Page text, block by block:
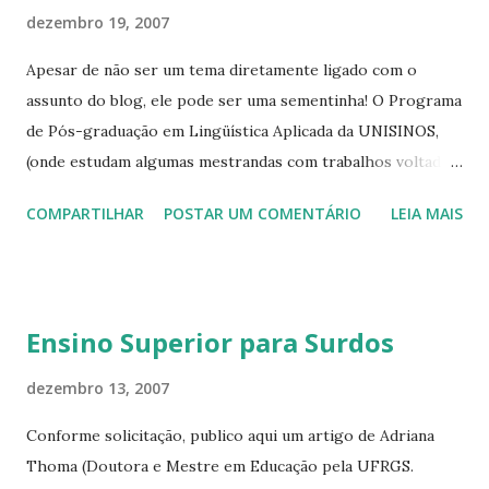
_____________
dezembro 19, 2007
Apesar de não ser um tema diretamente ligado com o
assunto do blog, ele pode ser uma sementinha! O Programa
de Pós-graduação em Lingüística Aplicada da UNISINOS,
(onde estudam algumas mestrandas com trabalhos voltados
tem uma boa notícia, por isso publico aqui uma carta da
conquista do doutorado é fruto de esforço coletivo e,
produção de vocês refletem-se agora na possibilidade de
continuar, num nível mais alto, nossos estudos pós-
COMPARTILHAR POSTAR UM COMENTÁRIO LEIA MAIS
Ensino Superior para Surdos
dezembro 13, 2007
Conforme solicitação, publico aqui um artigo de Adriana
Thoma (Doutora e Mestre em Educação pela UFRGS.